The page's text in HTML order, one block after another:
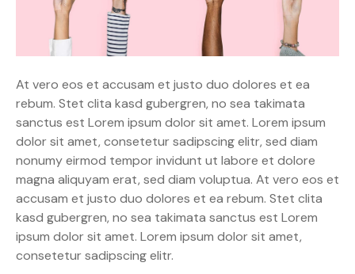
At vero eos et accusam et justo duo dolores et ea
rebum. Stet clita kasd gubergren, no sea takimata
sanctus est Lorem ipsum dolor sit amet. Lorem ipsum
dolor sit amet, consetetur sadipscing elitr, sed diam
nonumy eirmod tempor invidunt ut labore et dolore
magna aliquyam erat, sed diam voluptua. At vero eos et
accusam et justo duo dolores et ea rebum. Stet clita
kasd gubergren, no sea takimata sanctus est Lorem
ipsum dolor sit amet. Lorem ipsum dolor sit amet,
consetetur sadipscing elitr.